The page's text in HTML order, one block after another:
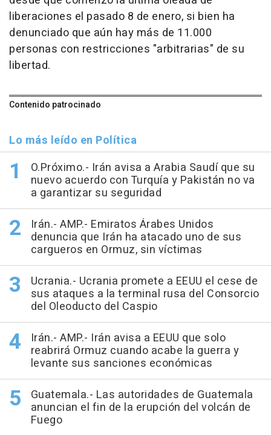
liberaciones el pasado 8 de enero, si bien ha
denunciado que aún hay más de 11.000
personas con restricciones "arbitrarias" de su
libertad.
Contenido patrocinado
Lo más leído en Política
O.Próximo.- Irán avisa a Arabia Saudí que su
nuevo acuerdo con Turquía y Pakistán no va
a garantizar su seguridad
Irán.- AMP.- Emiratos Árabes Unidos
denuncia que Irán ha atacado uno de sus
cargueros en Ormuz, sin víctimas
Ucrania.- Ucrania promete a EEUU el cese de
sus ataques a la terminal rusa del Consorcio
del Oleoducto del Caspio
Irán.- AMP.- Irán avisa a EEUU que solo
reabrirá Ormuz cuando acabe la guerra y
levante sus sanciones económicas
Guatemala.- Las autoridades de Guatemala
anuncian el fin de la erupción del volcán de
Fuego